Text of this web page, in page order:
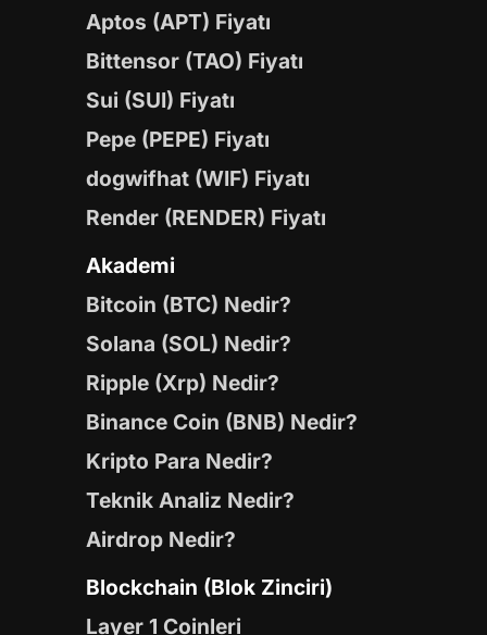
Aptos (APT) Fiyatı
Bittensor (TAO) Fiyatı
Sui (SUI) Fiyatı
Pepe (PEPE) Fiyatı
dogwifhat (WIF) Fiyatı
Render (RENDER) Fiyatı
Akademi
Bitcoin (BTC) Nedir?
Solana (SOL) Nedir?
Ripple (Xrp) Nedir?
Binance Coin (BNB) Nedir?
Kripto Para Nedir?
Teknik Analiz Nedir?
Airdrop Nedir?
Blockchain (Blok Zinciri)
Layer 1 Coinleri